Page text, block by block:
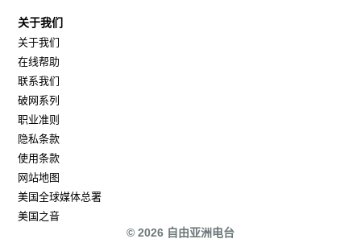
关于我们
关于我们
在线帮助
联系我们
破网系列
职业准则
隐私条款
使用条款
网站地图
美国全球媒体总署
美国之音
© 2026 自由亚洲电台